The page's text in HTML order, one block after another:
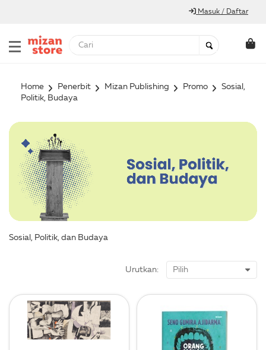
Masuk / Daftar
Home Penerbit Mizan Publishing Promo
Sosial,
Politik, Budaya
Sosial, Politik, dan Budaya
Urutkan: